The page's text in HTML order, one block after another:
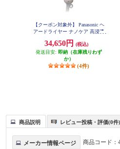
【クーポン対象外】 Panasonic ヘ
アードライヤー ナノケア 高浸透
P
34,650円
(税込)
発送目安: 即納（在庫残りわず
か）
(4件)
商品説明 レビュー投稿・評価(0件)
メーカー情報ページ 商品コード：